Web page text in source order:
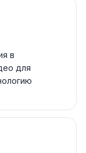
в
для